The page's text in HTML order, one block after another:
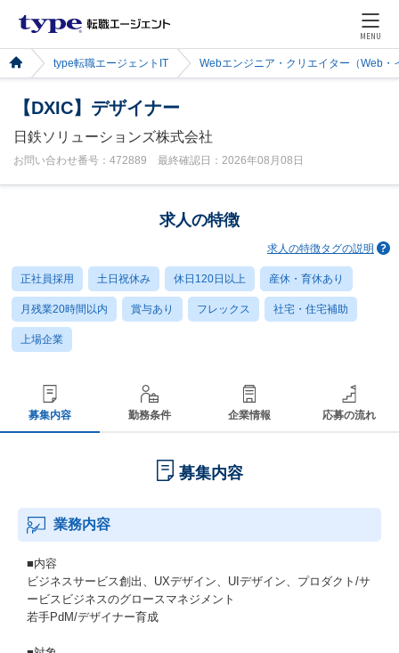
MENU
type転職エージェントIT Webエンジニア・クリエイター（Web・
【DXIC】デザイナー
日鉄ソリューションズ株式会社
お問い合わせ番号：472889 最終確認日：2026年08月08日
求人の特徴
求人の特徴タグの説明
正社員採用 土日祝休み 休日120日以上 産休・育休あり
月残業20時間以内 賞与あり フレックス 社宅・住宅補助
上場企業
募集内容 勤務条件 企業情報 応募の流れ
募集内容
業務内容
■内容
ビジネスサービス創出、UXデザイン、UIデザイン、プロダクト/サ
ービスビジネスのグロースマネジメント
若手PdM/デザイナー育成